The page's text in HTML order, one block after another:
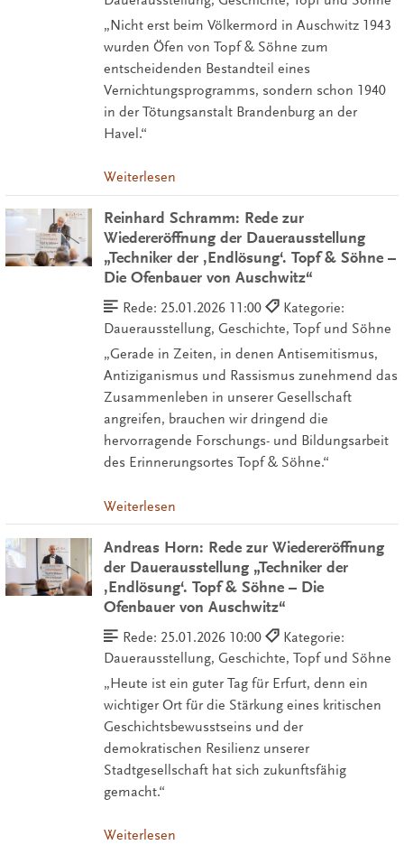
„Nicht erst beim Völkermord in Auschwitz 1943
wurden Öfen von Topf & Söhne zum
entscheidenden Bestandteil eines
Vernichtungsprogramms, sondern schon 1940
in der Tötungsanstalt Brandenburg an der
Havel.“
Weiterlesen
Reinhard Schramm: Rede zur
Wiedereröffnung der Dauerausstellung
„Techniker der ‚Endlösung‘. Topf & Söhne –
Die Ofenbauer von Auschwitz“
Rede: 25.01.2026 11:00
Kategorie:
Dauerausstellung, Geschichte, Topf und Söhne
„Gerade in Zeiten, in denen Antisemitismus,
Antiziganismus und Rassismus zunehmend das
Zusammenleben in unserer Gesellschaft
angreifen, brauchen wir dringend die
hervorragende Forschungs- und Bildungsarbeit
des Erinnerungsortes Topf & Söhne.“
Weiterlesen
Andreas Horn: Rede zur Wiedereröffnung
der Dauerausstellung „Techniker der
‚Endlösung‘. Topf & Söhne – Die
Ofenbauer von Auschwitz“
Rede: 25.01.2026 10:00
Kategorie:
Dauerausstellung, Geschichte, Topf und Söhne
„Heute ist ein guter Tag für Erfurt, denn ein
wichtiger Ort für die Stärkung eines kritischen
Geschichtsbewusstseins und der
demokratischen Resilienz unserer
Stadtgesellschaft hat sich zukunftsfähig
gemacht.“
Weiterlesen